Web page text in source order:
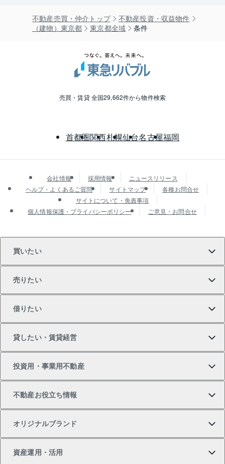
不動産売買・仲介トップ
不動産投資・収益物件
（建物）東京都
東京都全域 条件
売買・賃貸 全国29,662件から物件検索
首都圏関西札幌仙台名古屋福岡
会社情報 採用情報
ニュースリリース
ヘルプ・よくあるご質問
サイトマップ
各種お問合せ
サイトについて・免責事項
個人情報保護・プライバシーポリシー
ご意見・お問合せ
買いたい
新築・分譲マンションの購入
中古マンションの購入
売りたい
マンションの売却・査定
一戸建ての売却・査定
借りたい
借りたいTOP
物件を借りる
貸したい・賃貸経営
貸したいTOP
投資用・事業用不動産
不動産お役立ち情報
オリジナルブランド
資産運用・活用